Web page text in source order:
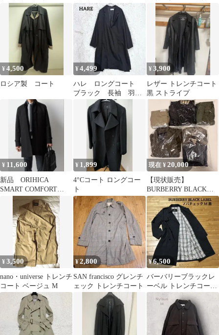
ュ【M】ハーフコート
メンズ 大きめサイズ
レンチコート 42L ミリ
タリー
¥4,500
ロシア製 コート
¥4,499
ハレ ロングコート
ブラック 長袖 羽織
り スリット 春アウ
ター オーバーサイズ
¥3,900
レザー トレンチコート
黒 ストライプ
¥ 11,600
新品 ORIHICA
SMART COMFORT
COAT サイズM ブラッ
¥ 1,899
4°Cコート ロングコー
ト
現在 ¥20,000
【現状販売】
BURBERRY BLACK
LABEL他 まとめ売り 5
枚 コート
¥3,500
nano・universe トレンチ
コート ベージュ M
¥2,800
SAN francisco グレンチ
ェック トレンチコート
¥6,500
バーバリーブラックレ
ーベル トレンチコート
ノバチェック M 黒